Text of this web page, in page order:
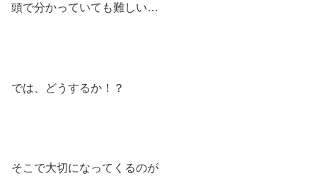
頭で分かっていても難しい…
では、どうするか！？
そこで大切になってくるのが